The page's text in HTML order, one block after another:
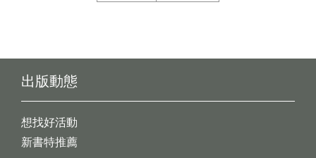
出版動態
想找好活動
新書特推薦